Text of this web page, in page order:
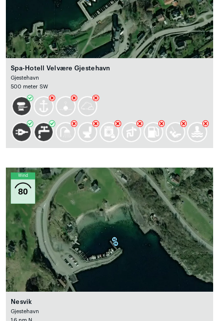
Spa-Hotell Velvære Gjestehavn
Gjestehavn
500 meter SW
Wind
80
Nesvik
Gjestehavn